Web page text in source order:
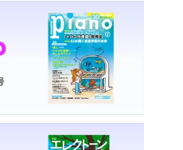
カテゴリ一覧